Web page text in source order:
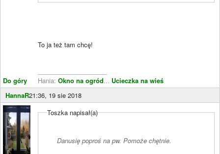
Do góry
To ja też tam chcę!
Hania: Okno na ogród... Ucieczka na wieś
HannaR21:36, 19 sie 2018
Toszka napisał(a)
Danusię poproś na pw. Pomoże chętnie.